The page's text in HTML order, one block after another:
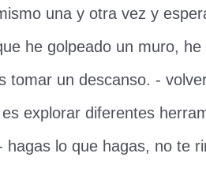
una y otra vez y
he golpeado un muro,
tomar un descanso. -
explorar diferentes
lo que hagas, no te